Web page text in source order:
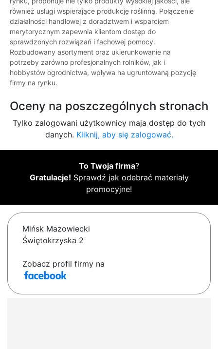
również usługi wspierające produkcję roślinną. Połączenie
działalności handlowej z doradztwem i wsparciem
merytorycznym zapewnia klientom dostęp do
sprawdzonych rozwiązań i fachowej pomocy.
Rozbudowany asortyment oraz ukierunkowanie na
potrzeby zarówno profesjonalnych rolników, jak i
hobbystów ogrodnictwa, wpływa na ugruntowaną pozycję
firmy na rynku.
Oceny na poszczególnych stronach
Tylko zalogowani użytkownicy maja dostęp do tych
danych. Kliknij, aby się zalogować.
To Twoja firma?
Gratulacje! Sprawdź jak odebrać materiały
promocyjne!
Mińsk Mazowiecki
Świętokrzyska 2
Zobacz profil firmy na